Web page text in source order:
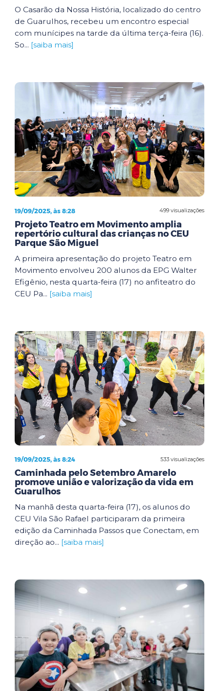
O Casarão da Nossa História, localizado do centro
de Guarulhos, recebeu um encontro especial
com munícipes na tarde da última terça-feira (16).
So... [saiba mais]
499 visualizações
19/09/2025, às 8:28
Projeto Teatro em Movimento amplia
repertório cultural das crianças no CEU
Parque São Miguel
A primeira apresentação do projeto Teatro em
Movimento envolveu 200 alunos da EPG Walter
Efigênio, nesta quarta-feira (17) no anfiteatro do
CEU Pa... [saiba mais]
533 visualizações
19/09/2025, às 8:24
Caminhada pelo Setembro Amarelo
promove união e valorização da vida em
Guarulhos
Na manhã desta quarta-feira (17), os alunos do
CEU Vila São Rafael participaram da primeira
edição da Caminhada Passos que Conectam, em
direção ao... [saiba mais]